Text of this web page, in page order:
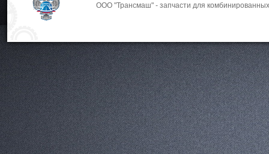
ООО "Трансмаш" - запчасти для